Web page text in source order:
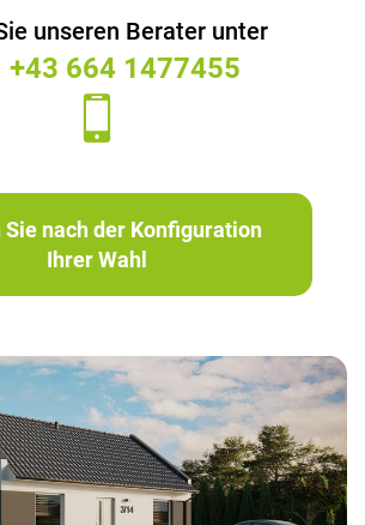
unseren Berater unter
+43 664 1477455
Sie nach der Konfiguration
Ihrer Wahl